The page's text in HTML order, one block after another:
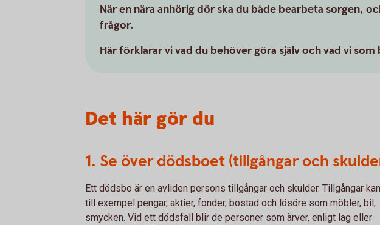
När en nära anhörig dör ska du både bearbeta sorgen,
frågor.
Här förklarar vi vad du behöver göra själv och vad vi som
Det här gör du
1. Se över dödsboet (tillgångar och
Ett dödsbo är en avliden persons tillgångar och skulder. Tillgångar
till exempel pengar, aktier, fonder, bostad och lösöre som möbler, bil,
smycken. Vid ett dödsfall blir de personer som ärver, enligt lag eller